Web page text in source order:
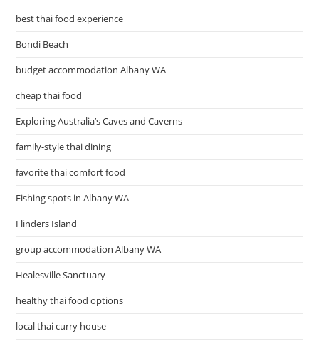
best thai food experience
Bondi Beach
budget accommodation Albany WA
cheap thai food
Exploring Australia’s Caves and Caverns
family-style thai dining
favorite thai comfort food
Fishing spots in Albany WA
Flinders Island
group accommodation Albany WA
Healesville Sanctuary
healthy thai food options
local thai curry house